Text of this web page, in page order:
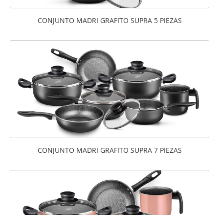
CONJUNTO MADRI GRAFITO SUPRA 5 PIEZAS
CONJUNTO MADRI GRAFITO SUPRA 7 PIEZAS